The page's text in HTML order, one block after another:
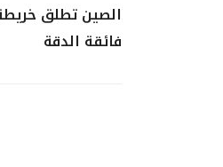
الصين تطلق
فائقة الدقة